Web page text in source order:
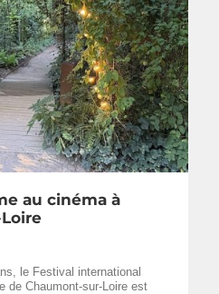
au cinéma à
le Festival international
de Chaumont-sur-Loire est